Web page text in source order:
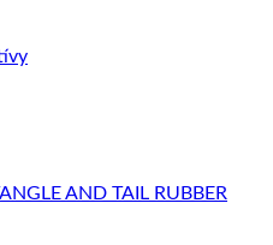
AND TAIL RUBBER